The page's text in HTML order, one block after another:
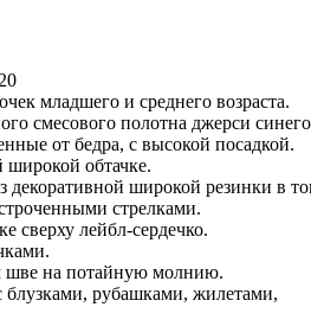
младшего и среднего возраста.
смесового полотна джерси
от бедра, с высокой посадкой.
обтачке.
декоративной широкой резинки в
стрелками.
сверху лейбл-сердечко.
шве на потайную молнию.
рубашками, жилетами,